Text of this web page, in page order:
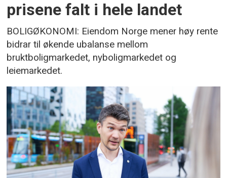
prisene falt i hele landet
BOLIGØKONOMI: Eiendom Norge mener høy rente
bidrar til økende ubalanse mellom
bruktboligmarkedet, nyboligmarkedet og
leiemarkedet.